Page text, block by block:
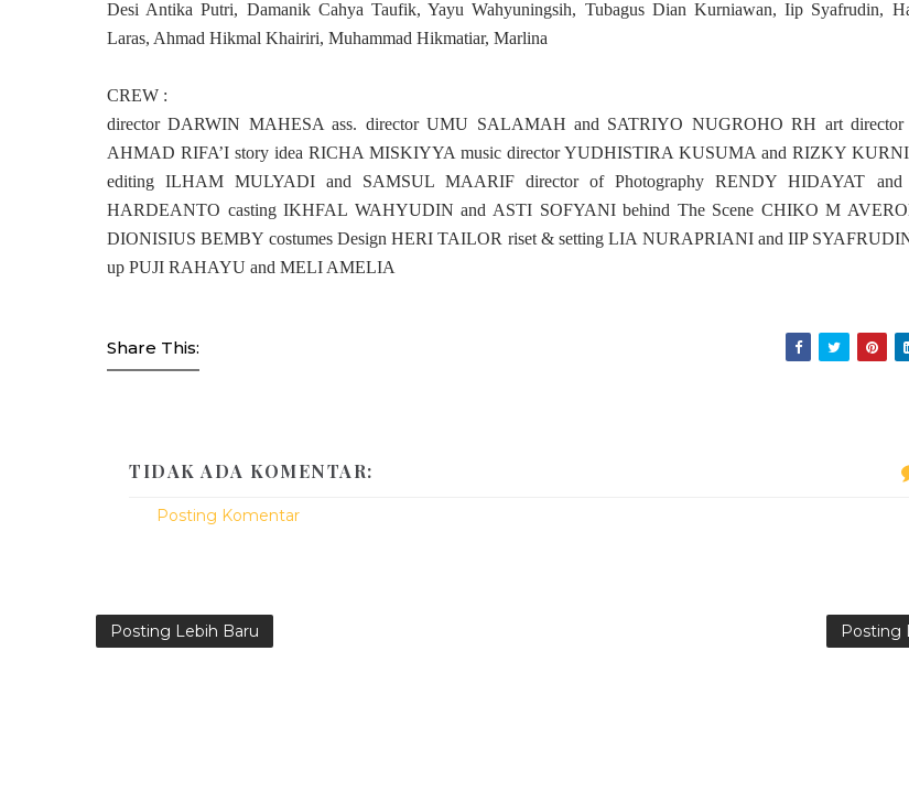
Desi Antika Putri, Damanik Cahya Taufik, Yayu Wahyuningsih, Tubagus Dian Kurniawan, Iip Syafrudin,
Laras, Ahmad Hikmal Khairiri, Muhammad Hikmatiar, Marlina
CREW :
director DARWIN MAHESA ass. director UMU SALAMAH and SATRIYO NUGROHO RH art
AHMAD RIFA’I story idea RICHA MISKIYYA music director YUDHISTIRA KUSUMA and RIZKY
editing ILHAM MULYADI and SAMSUL MAARIF director of Photography RENDY HIDAYAT and
HARDEANTO casting IKHFAL WAHYUDIN and ASTI SOFYANI behind The Scene CHIKO M
DIONISIUS BEMBY costumes Design HERI TAILOR riset & setting LIA NURAPRIANI and IIP
up PUJI RAHAYU and MELI AMELIA
Share This:
TIDAK ADA KOMENTAR:
Posting Komentar
Posting Lebih Baru Posting